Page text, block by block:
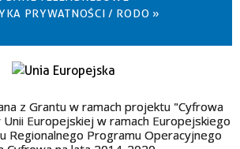
PRYWATNOŚCI / RODO »
z Grantu w ramach projektu "Cyfrowa
Europejskiej w ramach Europejskiego
Regionalnego Programu Operacyjnego